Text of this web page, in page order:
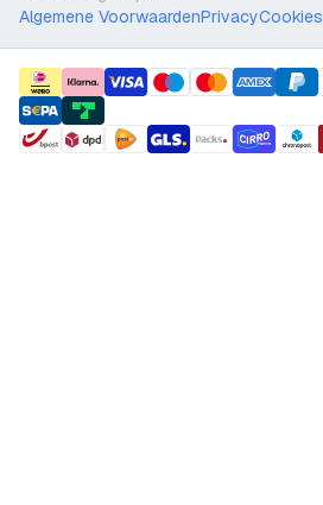
Algemene VoorwaardenPrivacyCookies
payment methods
shipment methods